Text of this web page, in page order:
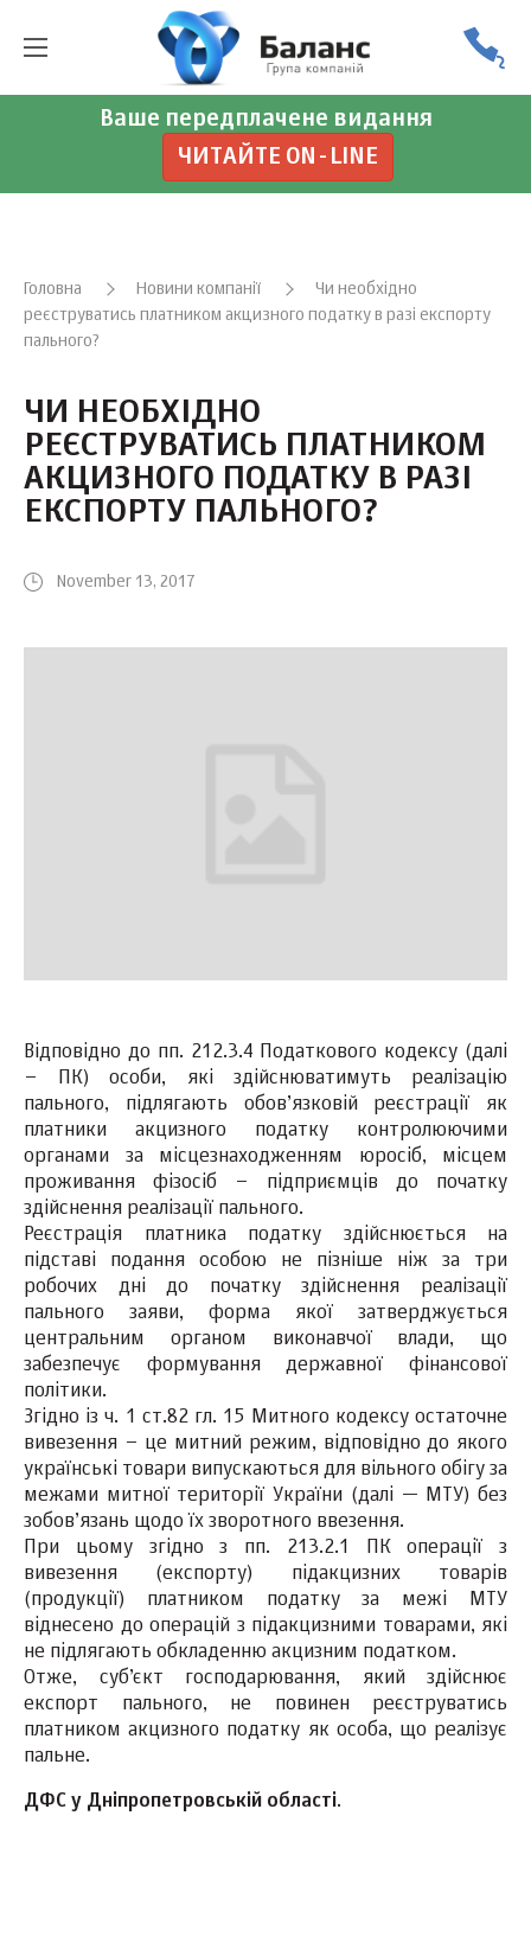
Ваше передплачене видання
ЧИТАЙТЕ ON-LINE
Головна Новини компанії
Чи необхідно
реєструватись платником акцизного податку в разі експорту
пального?
ЧИ НЕОБХІДНО
РЕЄСТРУВАТИСЬ ПЛАТНИКОМ
АКЦИЗНОГО ПОДАТКУ В РАЗІ
ЕКСПОРТУ ПАЛЬНОГО?
November 13, 2017
Відповідно до пп. 212.3.4 Податкового кодексу (далі
– ПК) особи, які здійснюватимуть реалізацію
пального, підлягають обов’язковій реєстрації як
платники акцизного податку контролюючими
органами за місцезнаходженням юросіб, місцем
проживання фізосіб – підприємців до початку
здійснення реалізації пального.
Реєстрація платника податку здійснюється на
підставі подання особою не пізніше ніж за три
робочих дні до початку здійснення реалізації
пального заяви, форма якої затверджується
центральним органом виконавчої влади, що
забезпечує формування державної фінансової
політики.
Згідно із ч. 1 ст.82 гл. 15 Митного кодексу остаточне
вивезення – це митний режим, відповідно до якого
українські товари випускаються для вільного обігу за
межами митної території України (далі — МТУ) без
зобов’язань щодо їх зворотного ввезення.
При цьому згідно з пп. 213.2.1 ПК операції з
вивезення (експорту) підакцизних товарів
(продукції) платником податку за межі МТУ
віднесено до операцій з підакцизними товарами, які
не підлягають обкладенню акцизним податком.
Отже, суб’єкт господарювання, який здійснює
експорт пального, не повинен реєструватись
платником акцизного податку як особа, що реалізує
пальне.
ДФС у Дніпропетровській області.